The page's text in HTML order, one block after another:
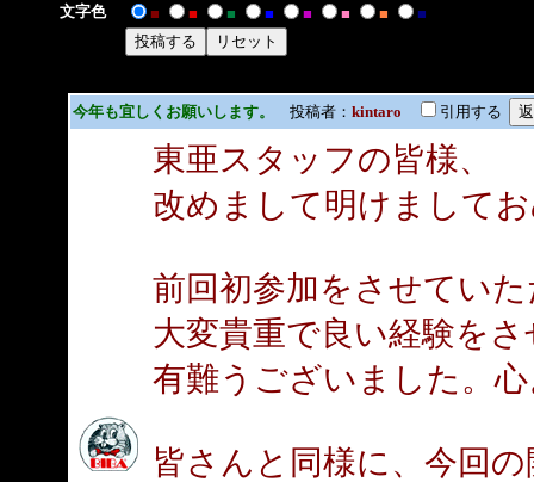
文字色
■ ■ ■ ■ ■ ■ ■ ■
今年も宜しくお願いします。 投稿者： kintaro 引用する
東亜スタッフの皆様、
改めまして明けまして
前回初参加をさせてい
大変貴重で良い経験を
有難うございました。
皆さんと同様に、今回